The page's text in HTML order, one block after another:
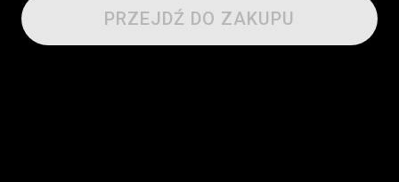
PRZEJDŹ DO ZAKUPU